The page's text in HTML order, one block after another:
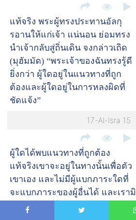
แท้จริง พระผู้ทรงประทานอัลกุ
รอานให้แก่เจ้า แน่นอน ย่อมทรง
นำเจ้ากลับสู่ถิ่นเดิน จงกล่าวเถิด
(มุฮัมมัด) “พระเจ้าของฉันทรงรู้ดี
ยิ่งกว่า ผู้ใดอยู่ในแนวทางที่ถูก
ต้องและผู้ใดอยู่ในการหลงผิดที่
ชัดแจ้ง”
17-Al-Isra 15
ผู้ใดได้พบแนวทางที่ถูกต้อง
แท้จริงเขาจะอยู่ในทางนั้นเพื่อตัว
เขาเอง และไม่มีผู้แบกภาระใดที่
จะแบกภาระของผู้อื่นได้ และเรามิ
เคยลงโทษผู้ใด จนกว่าเราจะแต่ง